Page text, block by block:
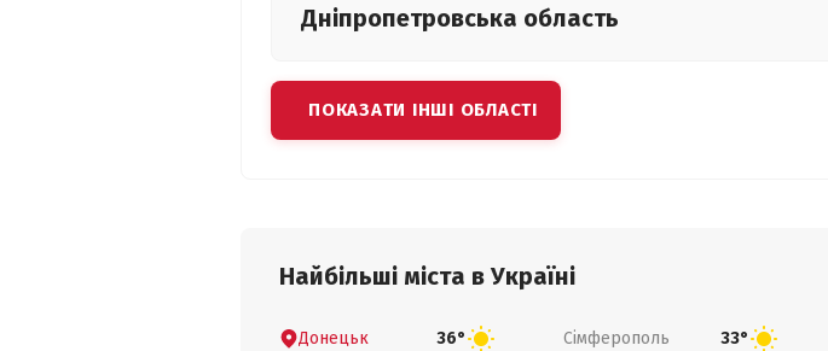
Дніпропетровська область
ПОКАЗАТИ ІНШІ ОБЛАСТІ
Найбільші міста в Україні
Донецьк 36° Сімферополь 33°